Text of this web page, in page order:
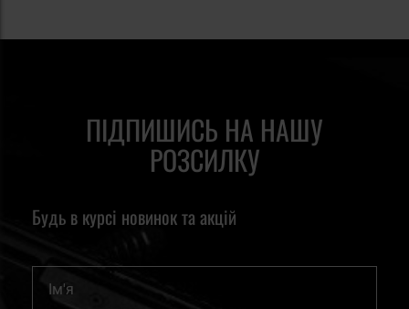
ПІДПИШИСЬ НА НАШУ
РОЗСИЛКУ
Будь в курсі новинок та акцій